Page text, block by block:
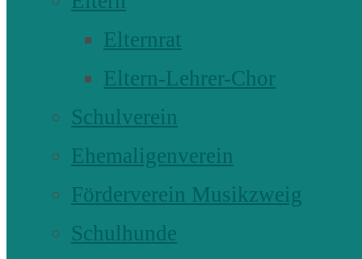
Elternrat
Eltern-Lehrer-Chor
Schulverein
Ehemaligenverein
Förderverein Musikzweig
Schulhunde